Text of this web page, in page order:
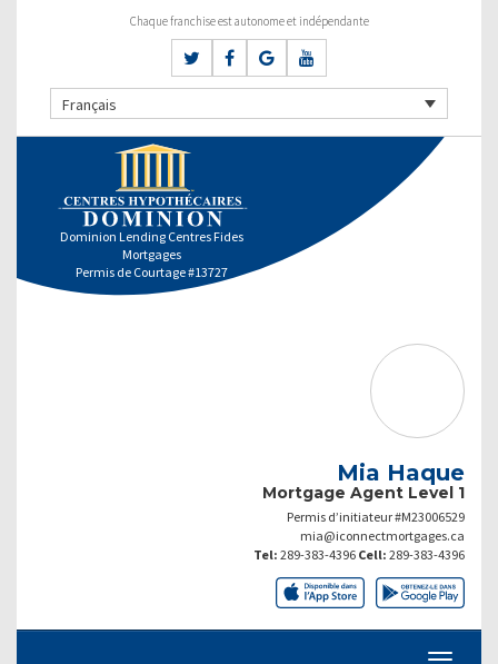
Chaque franchise est autonome et indépendante
Français
Dominion Lending Centres Fides
Mortgages
Permis de Courtage #13727
Mia Haque
Mortgage Agent Level 1
Permis d’initiateur #M23006529
mia@iconnectmortgages.ca
Tel: 289-383-4396 Cell: 289-383-4396